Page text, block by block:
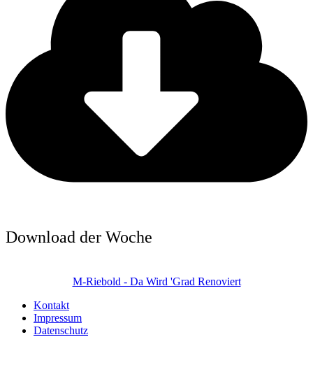
Download der Woche
M-Riebold - Da Wird 'Grad Renoviert
Kontakt
Impressum
Datenschutz